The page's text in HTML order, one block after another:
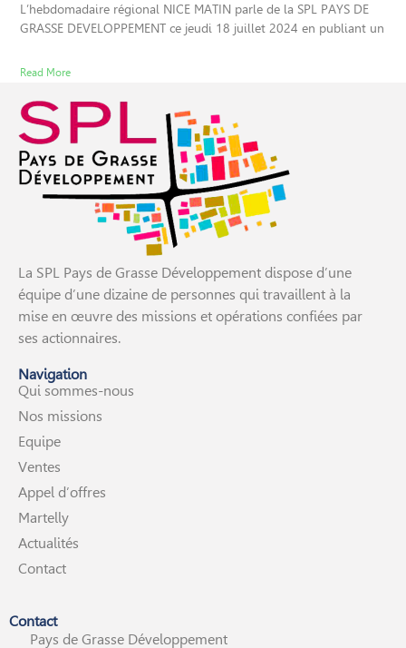
L’hebdomadaire régional NICE MATIN parle de la SPL PAYS DE
GRASSE DEVELOPPEMENT ce jeudi 18 juillet 2024 en publiant un
Read More
La SPL Pays de Grasse Développement dispose d’une
équipe d’une dizaine de personnes qui travaillent à la
mise en œuvre des missions et opérations confiées par
ses actionnaires.
Navigation
Qui sommes-nous
Nos missions
Equipe
Ventes
Appel d’offres
Martelly
Actualités
Contact
Contact
Pays de Grasse Développement